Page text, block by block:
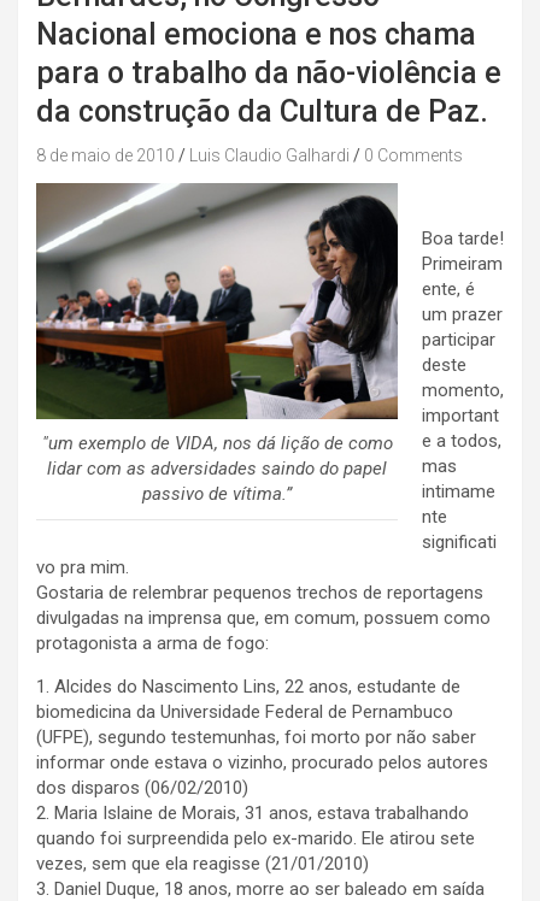
Nacional emociona e nos chama
para o trabalho da não-violência e
da construção da Cultura de Paz.
8 de maio de 2010 Luis Claudio Galhardi 0 Comments
"um exemplo de VIDA, nos dá lição de como
lidar com as adversidades saindo do papel
passivo de vítima.”
Boa tarde!
Primeiram
ente, é
um prazer
participar
deste
momento,
important
e a todos,
mas
intimame
nte
significati
vo pra mim.
Gostaria de relembrar pequenos trechos de reportagens
divulgadas na imprensa que, em comum, possuem como
protagonista a arma de fogo:
1. Alcides do Nascimento Lins, 22 anos, estudante de
biomedicina da Universidade Federal de Pernambuco
(UFPE), segundo testemunhas, foi morto por não saber
informar onde estava o vizinho, procurado pelos autores
dos disparos (06/02/2010)
2. Maria Islaine de Morais, 31 anos, estava trabalhando
quando foi surpreendida pelo ex-marido. Ele atirou sete
vezes, sem que ela reagisse (21/01/2010)
3. Daniel Duque, 18 anos, morre ao ser baleado em saída